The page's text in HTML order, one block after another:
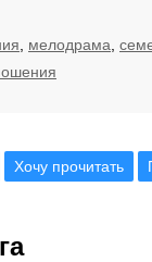
мелодрама
Хочу прочитать